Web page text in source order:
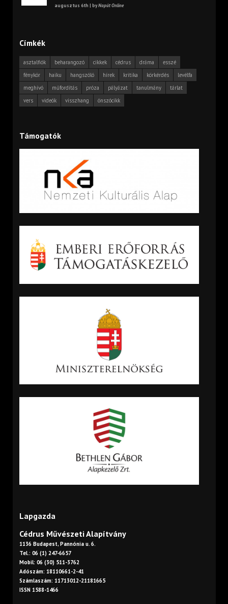
augusztus 6th | byNapút Online
Címkék
asztalfiók beharangozó cikkek cédrus dráma
esszé
fénykör
haiku hangszóló hírek kritika körkérdés
levélfa
meghívó
műfordítás próza pályázat tanulmány
tárlat
vers
videók visszhang önszócikk
Támogatók
Lapgazda
Cédrus Művészeti Alapítvány
1136 Budapest, Pannónia u. 6.
Tel.: 06 (1) 247-6657
Mobil: 06 (30) 511-3762
Adószám: 18110661-2-41
Számlaszám: 11713012-21181665
ISSN 1588-1466